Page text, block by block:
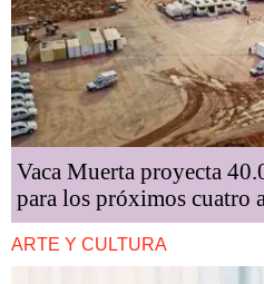
Vaca Muerta proyecta
para los próximos cuatro
ARTE Y CULTURA